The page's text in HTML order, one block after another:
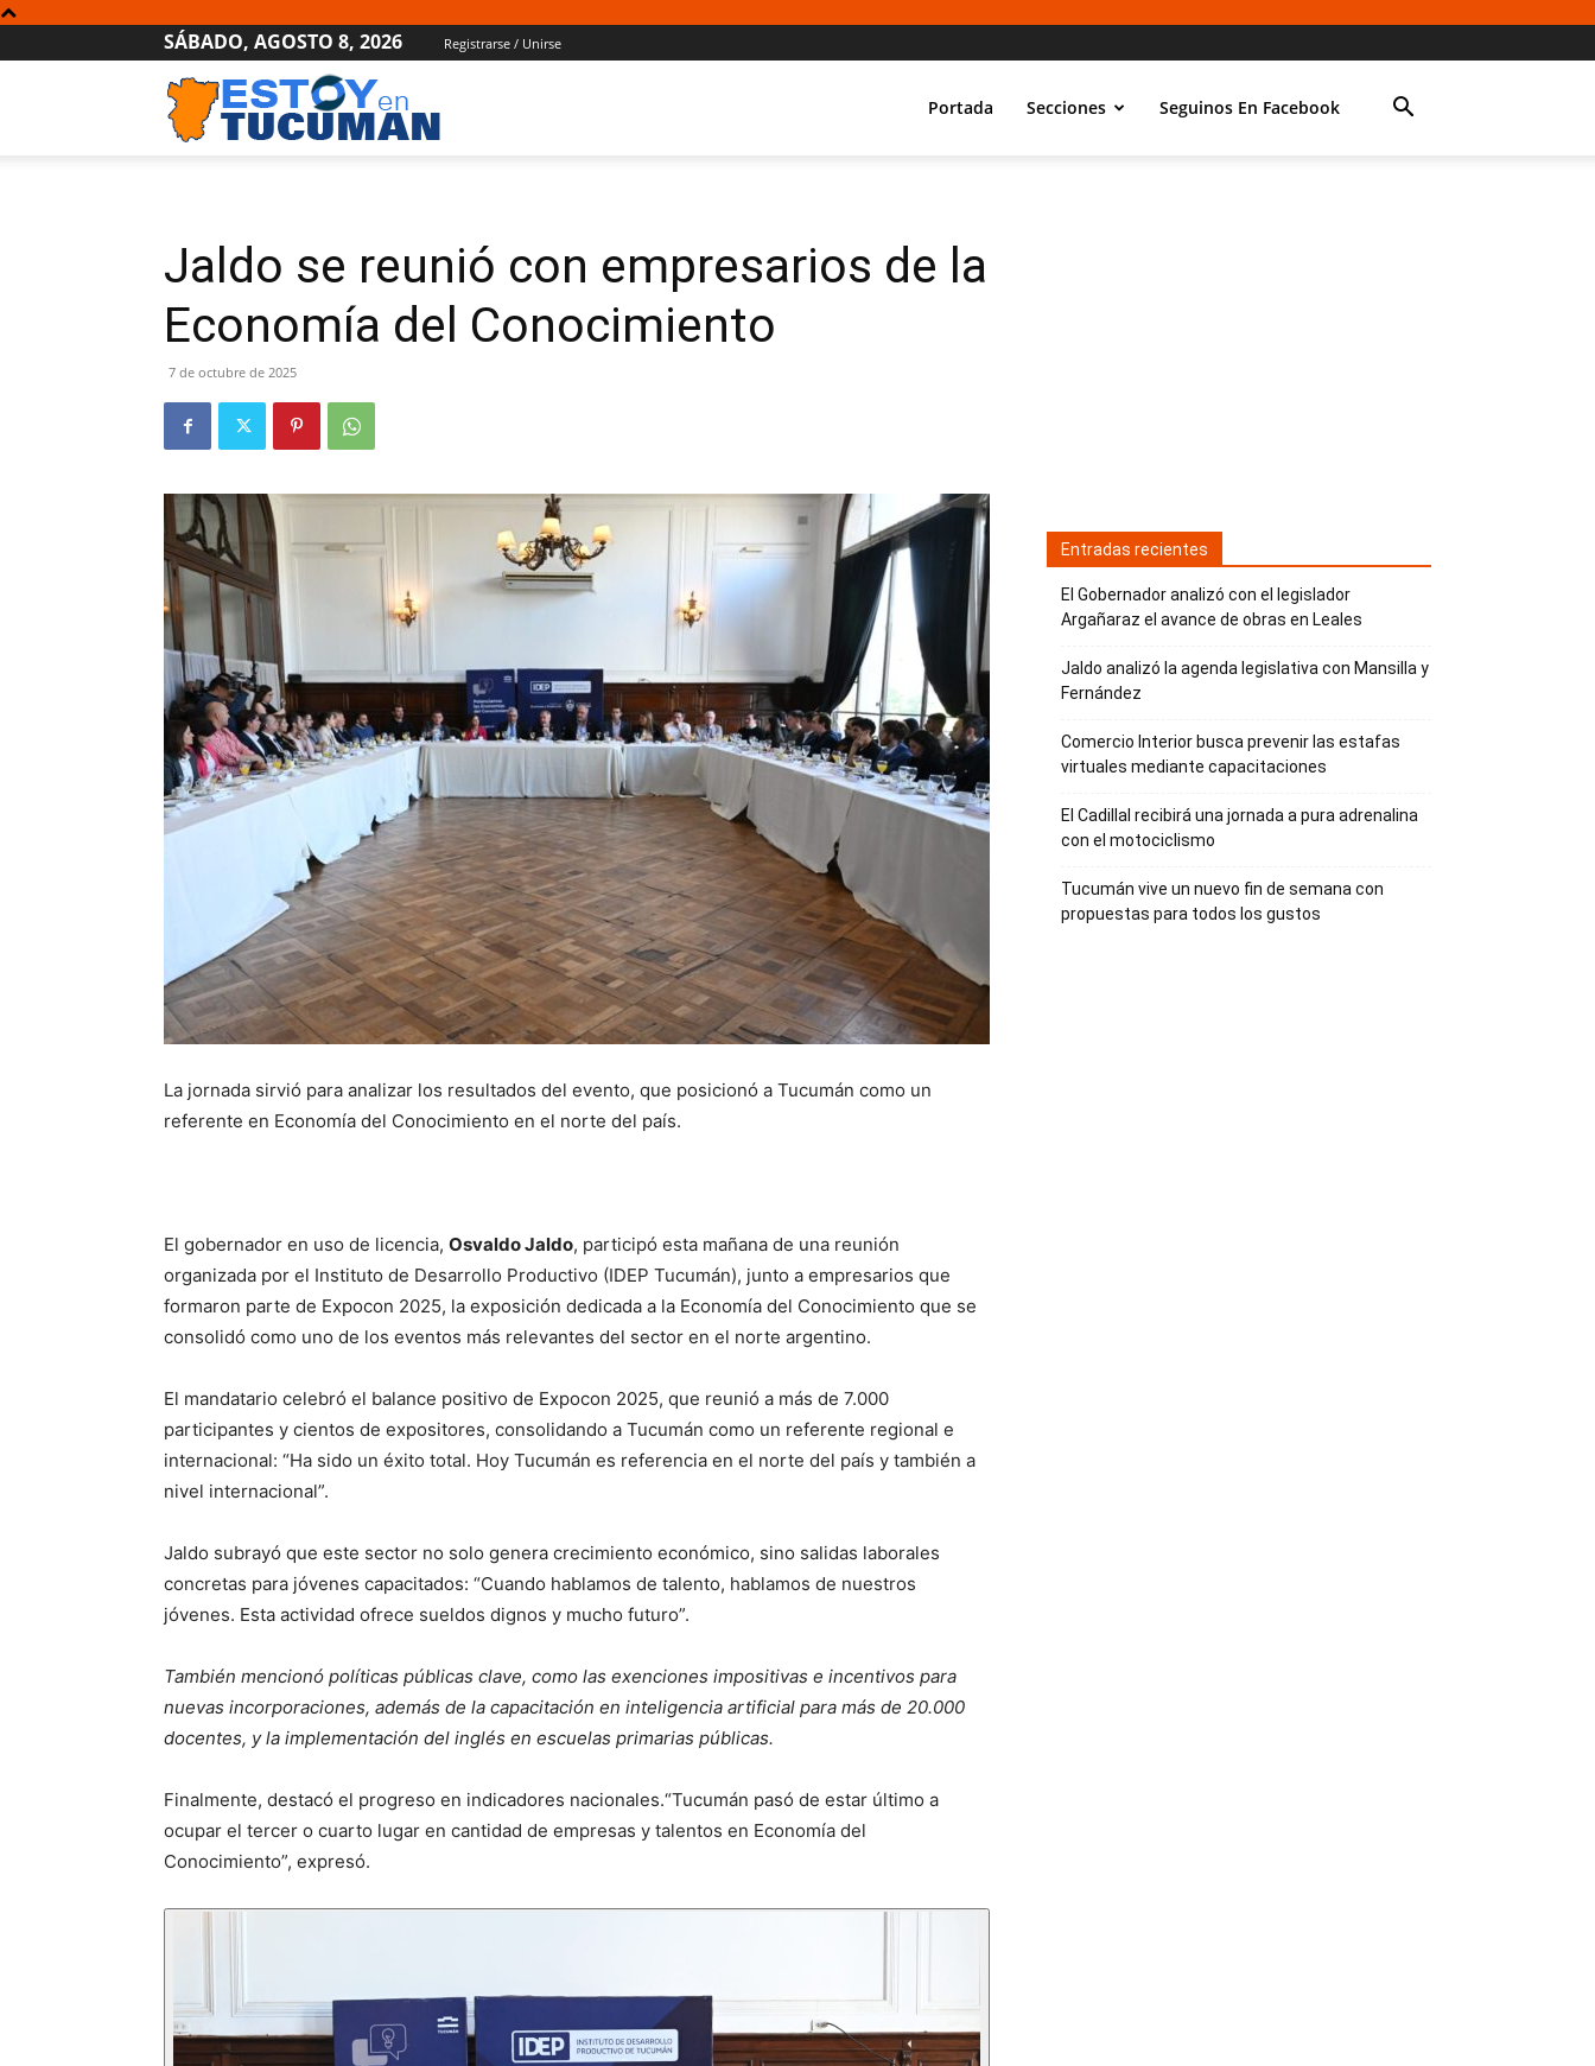
SÁBADO, AGOSTO 8, 2026 Registrarse / Unirse
Portada Secciones Seguinos En Facebook
Jaldo se reunió con empresarios de la
Economía del Conocimiento
7 de octubre de 2025
La jornada sirvió para analizar los resultados del evento, que posicionó a Tucumán como un
referente en Economía del Conocimiento en el norte del país.
El gobernador en uso de licencia, Osvaldo Jaldo, participó esta mañana de una reunión
organizada por el Instituto de Desarrollo Productivo (IDEP Tucumán), junto a empresarios que
formaron parte de Expocon 2025, la exposición dedicada a la Economía del Conocimiento que se
consolidó como uno de los eventos más relevantes del sector en el norte argentino.
El mandatario celebró el balance positivo de Expocon 2025, que reunió a más de 7.000
participantes y cientos de expositores, consolidando a Tucumán como un referente regional e
internacional: “Ha sido un éxito total. Hoy Tucumán es referencia en el norte del país y también a
nivel internacional”.
Jaldo subrayó que este sector no solo genera crecimiento económico, sino salidas laborales
concretas para jóvenes capacitados: “Cuando hablamos de talento, hablamos de nuestros
jóvenes. Esta actividad ofrece sueldos dignos y mucho futuro”.
También mencionó políticas públicas clave, como las exenciones impositivas e incentivos para
nuevas incorporaciones, además de la capacitación en inteligencia artificial para más de 20.000
docentes, y la implementación del inglés en escuelas primarias públicas.
Finalmente, destacó el progreso en indicadores nacionales.“Tucumán pasó de estar último a
ocupar el tercer o cuarto lugar en cantidad de empresas y talentos en Economía del
Conocimiento”, expresó.
Entradas recientes
El Gobernador analizó con el legislador
Argañaraz el avance de obras en Leales
Jaldo analizó la agenda legislativa con Mansilla y
Fernández
Comercio Interior busca prevenir las estafas
virtuales mediante capacitaciones
El Cadillal recibirá una jornada a pura adrenalina
con el motociclismo
Tucumán vive un nuevo fin de semana con
propuestas para todos los gustos